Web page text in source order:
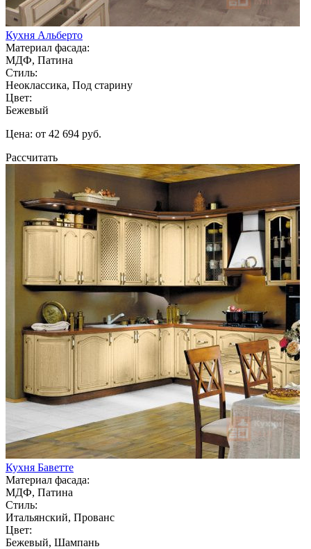
Кухня Альберто
Материал фасада:
МДФ, Патина
Стиль:
Неоклассика, Под старину
Цвет:
Бежевый
Цена: от 42 694 руб.
Рассчитать
Кухня Баветте
Материал фасада:
МДФ, Патина
Стиль:
Итальянский, Прованс
Цвет:
Бежевый, Шампань